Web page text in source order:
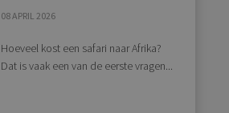
08 APRIL 2026
Hoeveel kost een safari naar Afrika?
Dat is vaak een van de eerste vragen...